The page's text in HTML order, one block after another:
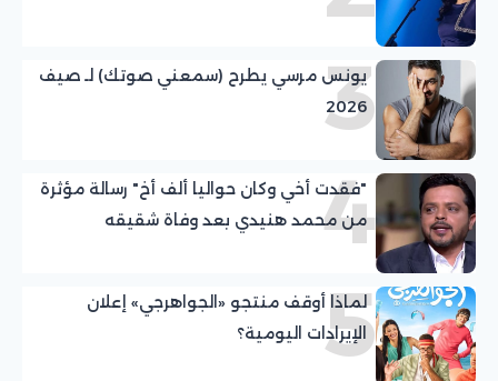
3
يونس مرسي يطرح (سمعني صوتك) لـ صيف
2026
4
"فقدت أخي وكان حواليا ألف أخ" رسالة مؤثرة
من محمد هنيدي بعد وفاة شقيقه
5
لماذا أوقف منتجو «الجواهرجي» إعلان
الإيرادات اليومية؟